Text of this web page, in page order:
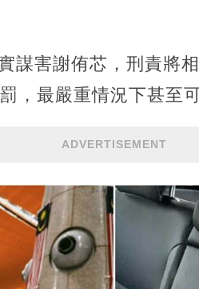
謀害謝侑芯，刑責將
，最嚴重情況下甚至
ADVERTISEMENT